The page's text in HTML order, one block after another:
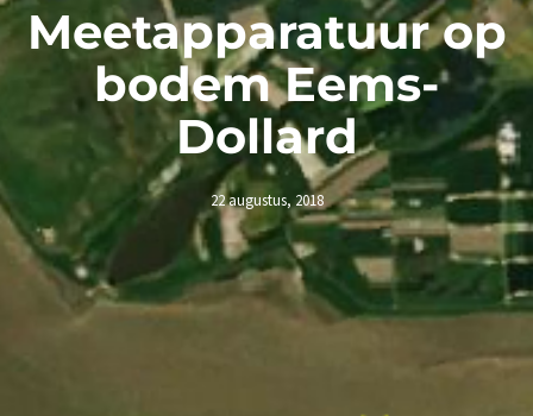
Meetapparatuur op
bodem Eems-
Dollard
22 augustus, 2018